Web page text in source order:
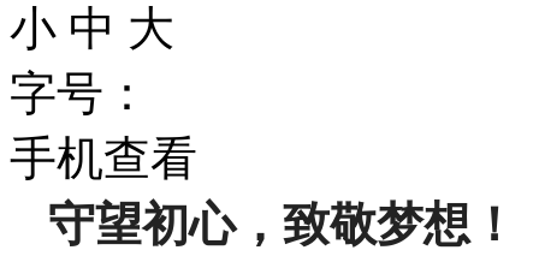
小 中 大
字号：
手机查看
守望初心，致敬梦想！